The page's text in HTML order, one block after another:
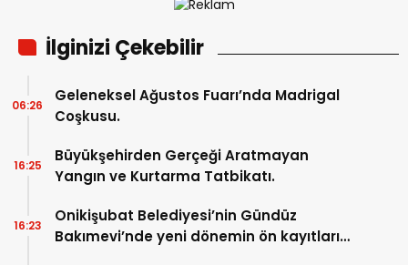
İlginizi Çekebilir
Geleneksel Ağustos Fuarı’nda Madrigal
Coşkusu.
06:26
Büyükşehirden Gerçeği Aratmayan
Yangın ve Kurtarma Tatbikatı.
16:25
Onikişubat Belediyesi’nin Gündüz
Bakımevi’nde yeni dönemin ön kayıtları
16:23